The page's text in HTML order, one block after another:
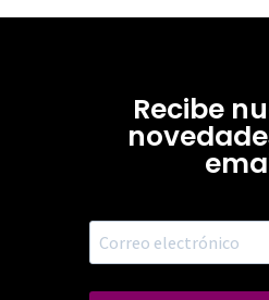
Recibe